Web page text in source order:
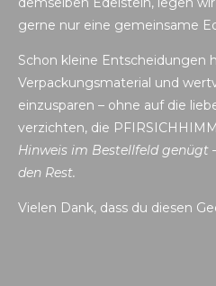
gerne nur eine gemeinsame
Schon kleine Entscheidungen
Verpackungsmaterial und
einzusparen – ohne auf die
verzichten, die
Hinweis im Bestellfeld genügt
den Rest.
Vielen Dank, dass du diesen